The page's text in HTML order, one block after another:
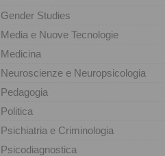
Gender Studies
Media e Nuove Tecnologie
Medicina
Neuroscienze e Neuropsicologia
Pedagogia
Politica
Psichiatria e Criminologia
Psicodiagnostica